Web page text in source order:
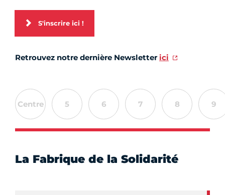
S'inscrire ici !
Retrouvez notre dernière Newsletterici
Centre 5 6 7 8 9
La Fabrique de la Solidarité